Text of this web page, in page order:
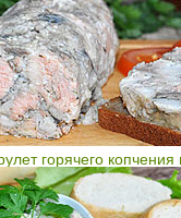
горячего копчения